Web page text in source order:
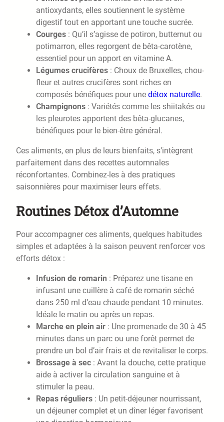
antioxydants, elles soutiennent le système
digestif tout en apportant une touche sucrée.
Courges : Qu’il s’agisse de potiron, butternut ou
potimarron, elles regorgent de bêta-carotène,
essentiel pour un apport en vitamine A.
Légumes crucifères : Choux de Bruxelles, chou-
fleur et autres crucifères sont riches en
composés bénéfiques pour une détox naturelle.
Champignons : Variétés comme les shiitakés ou
les pleurotes apportent des bêta-glucanes,
bénéfiques pour le bien-être général.
Ces aliments, en plus de leurs bienfaits, s’intègrent
parfaitement dans des recettes automnales
réconfortantes. Combinez-les à des pratiques
saisonnières pour maximiser leurs effets.
Routines Détox d’Automne
Pour accompagner ces aliments, quelques habitudes
simples et adaptées à la saison peuvent renforcer vos
efforts détox :
Infusion de romarin : Préparez une tisane en
infusant une cuillère à café de romarin séché
dans 250 ml d’eau chaude pendant 10 minutes.
Idéale le matin ou après un repas.
Marche en plein air : Une promenade de 30 à 45
minutes dans un parc ou une forêt permet de
prendre un bol d’air frais et de revitaliser le corps.
Brossage à sec : Avant la douche, cette pratique
aide à activer la circulation sanguine et à
stimuler la peau.
Repas réguliers : Un petit-déjeuner nourrissant,
un déjeuner complet et un dîner léger favorisent